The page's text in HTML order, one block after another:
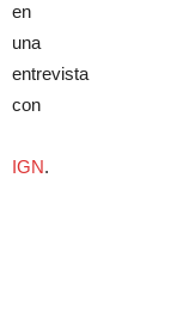
en
una
entrevista
con
IGN.